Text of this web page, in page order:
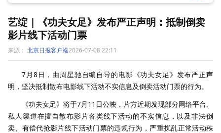
艺绽｜《功夫女足》发布严正声明：抵制倒卖
影片线下活动门票
来源： 北京日报客户端2026-07-08 22:11
7月8日，由周星驰自编自导的电影《功夫女足》发布严正声
明，坚决抵制散布电影线下活动不实信息及倒卖活动门票的行为。
《功夫女足》将于7月11日公映，片方近期发现部分网络平台、
私人渠道在擅自散布影片各类线下活动的不实信息，以及非法倒
卖、有偿代抢影片线下活动门票的违规行为，严重扰乱正常活动秩